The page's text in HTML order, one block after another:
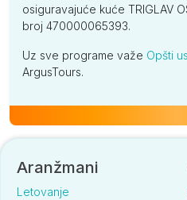
osiguravajuće kuće TRIGLAV
broj 470000065393.
Uz sve programe važe Opšti
ArgusTours.
Aranžmani
Letovanje